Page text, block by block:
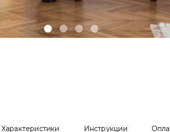
Характеристики Инструкции